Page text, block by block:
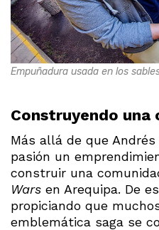
Empuñadura usada en los
Construyendo una
Más allá de que
pasión un
construir una
Wars en Arequipa. De
propiciando que
emblemática saga se